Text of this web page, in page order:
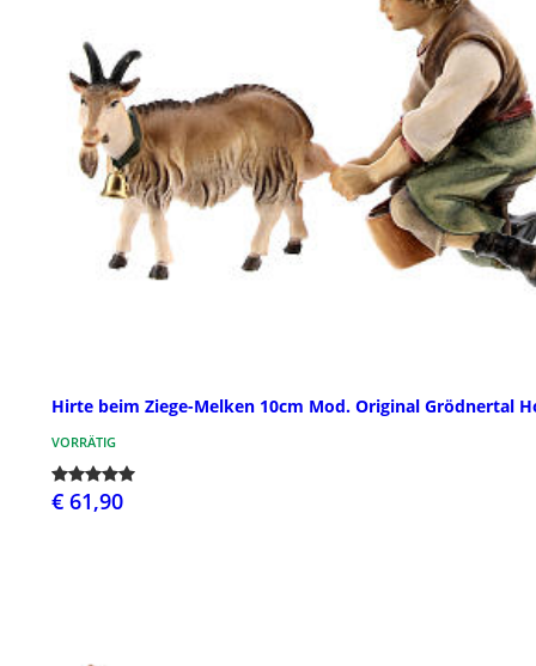
Hirte beim Ziege-Melken 10cm Mod. Original Grödnertal
VORRÄTIG
€ 61,90